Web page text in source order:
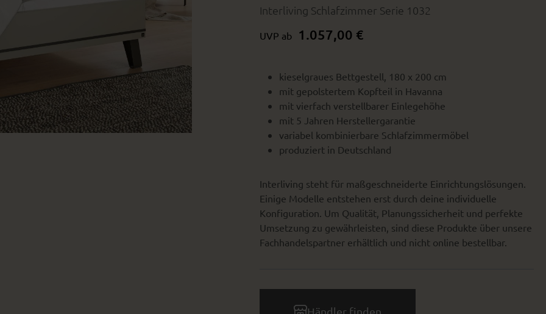
Interliving Schlafzimmer Serie 1032
UVP ab 1.057,00 €
kieselgraues Bettgestell, 180 x 200 cm
mit gepolstertem Kopfteil in Havanna
mit vierfach verstellbarer Einlegehöhe
mit 5 Jahren Herstellergarantie
variabel kombinierbare Schlafzimmermöbel
produziert in Deutschland
Interliving steht für maßgeschneiderte Einrichtungslösungen.
Einige Modelle entstehen erst durch deine individuelle
Konfiguration. Um Qualität, Planungssicherheit und perfekte
Umsetzung zu gewährleisten, sind diese Produkte über unsere
Fachhandelspartner erhältlich und nicht online bestellbar.
Händler finden